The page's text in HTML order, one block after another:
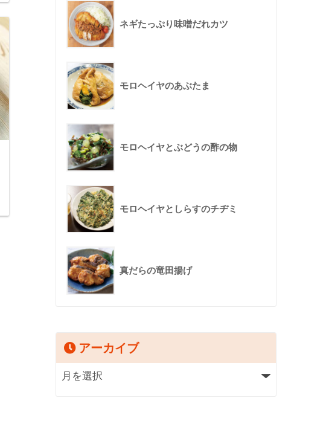
ネギたっぷり味噌だれカツ
モロヘイヤのあぶたま
モロヘイヤとぶどうの酢の物
モロヘイヤとしらすのチヂミ
真だらの竜田揚げ
アーカイブ